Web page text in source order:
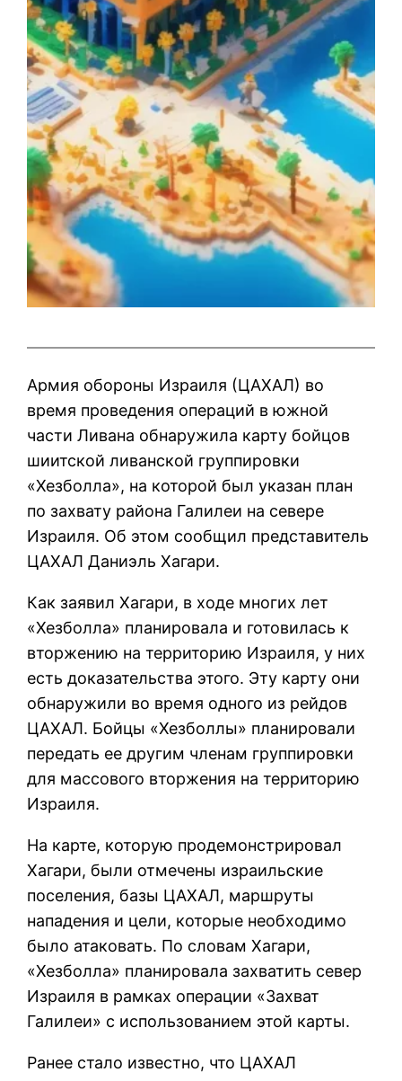
Армия обороны Израиля (ЦАХАЛ) во
время проведения операций в южной
части Ливана обнаружила карту бойцов
шиитской ливанской группировки
«Хезболла», на которой был указан план
по захвату района Галилеи на севере
Израиля. Об этом сообщил представитель
ЦАХАЛ Даниэль Хагари.
Как заявил Хагари, в ходе многих лет
«Хезболла» планировала и готовилась к
вторжению на территорию Израиля, у них
есть доказательства этого. Эту карту они
обнаружили во время одного из рейдов
ЦАХАЛ. Бойцы «Хезболлы» планировали
передать ее другим членам группировки
для массового вторжения на территорию
Израиля.
На карте, которую продемонстрировал
Хагари, были отмечены израильские
поселения, базы ЦАХАЛ, маршруты
нападения и цели, которые необходимо
было атаковать. По словам Хагари,
«Хезболла» планировала захватить север
Израиля в рамках операции «Захват
Галилеи» с использованием этой карты.
Ранее стало известно, что ЦАХАЛ